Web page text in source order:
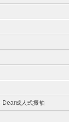
Dear成人式振袖